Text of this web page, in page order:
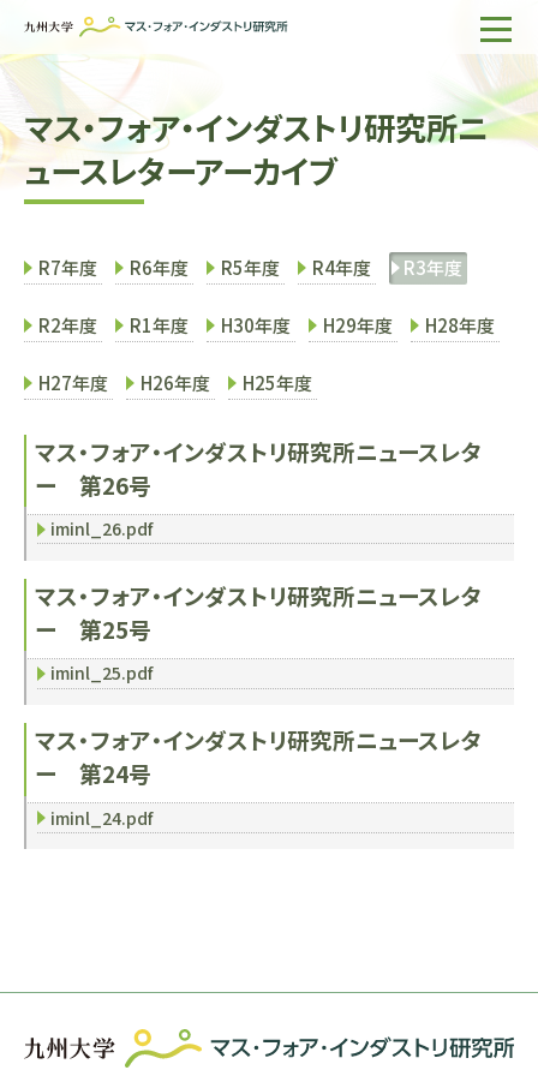
ホーム
IMIについて
組織・所員
企業の方へ
出版物一覧
サイト内検索
マス・フォア・インダストリ研究所ニ
ュースレターアーカイブ
R7年度 R6年度 R5年度 R4年度 R3年度
R2年度 R1年度 H30年度 H29年度 H28年度
H27年度 H26年度 H25年度
マス・フォア・インダストリ研究所ニュースレタ
ー 第26号
iminl_26.pdf
マス・フォア・インダストリ研究所ニュースレタ
ー 第25号
iminl_25.pdf
マス・フォア・インダストリ研究所ニュースレタ
ー 第24号
iminl_24.pdf